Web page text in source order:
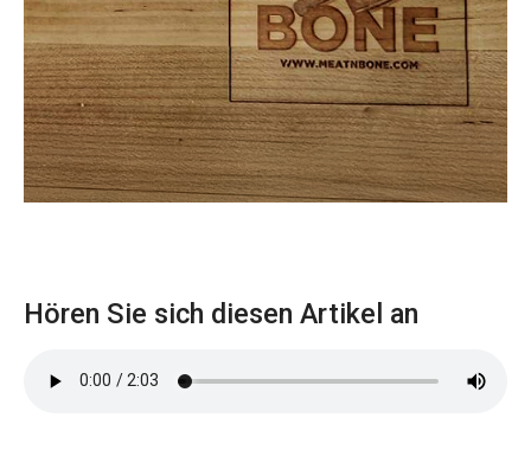
Hören Sie sich diesen Artikel an